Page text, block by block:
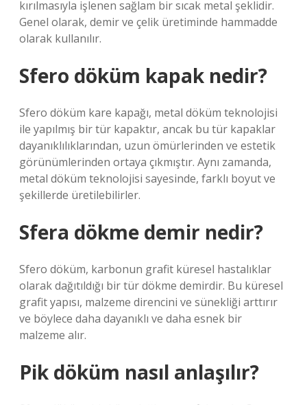
kırılmasıyla işlenen sağlam bir sıcak metal şeklidir.
Genel olarak, demir ve çelik üretiminde hammadde
olarak kullanılır.
Sfero döküm kapak nedir?
Sfero döküm kare kapağı, metal döküm teknolojisi
ile yapılmış bir tür kapaktır, ancak bu tür kapaklar
dayanıklılıklarından, uzun ömürlerinden ve estetik
görünümlerinden ortaya çıkmıştır. Aynı zamanda,
metal döküm teknolojisi sayesinde, farklı boyut ve
şekillerde üretilebilirler.
Sfera dökme demir nedir?
Sfero döküm, karbonun grafit küresel hastalıklar
olarak dağıtıldığı bir tür dökme demirdir. Bu küresel
grafit yapısı, malzeme direncini ve sünekliği arttırır
ve böylece daha dayanıklı ve daha esnek bir
malzeme alır.
Pik döküm nasıl anlaşılır?